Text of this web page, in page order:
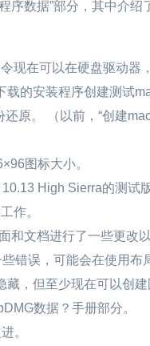
序数据”部分，其中介绍
令现在可以在硬盘驱动
载的安装程序创建测试
原。 （以前，“创建
图标大小。
High Sierra的测试
作。
和文档进行了一些更改
错误，可能会在使用
，但至少现在可以创建
数据？手册部分。
。